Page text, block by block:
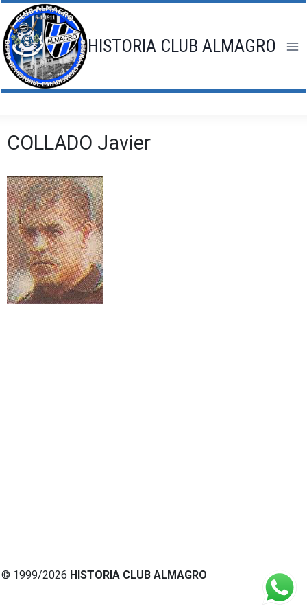
Saltar
al
contenido
HISTORIA CLUB ALMAGRO
COLLADO Javier
© 1999/2026 HISTORIA CLUB ALMAGRO